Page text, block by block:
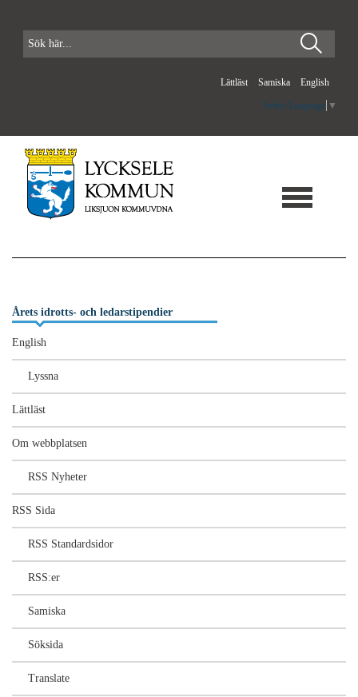
Lättläst Samiska English
Select Language ▼
Årets idrotts- och ledarstipendier
English
Lyssna
Lättläst
Om webbplatsen
RSS Nyheter
RSS Sida
RSS Standardsidor
RSS:er
Samiska
Söksida
Translate